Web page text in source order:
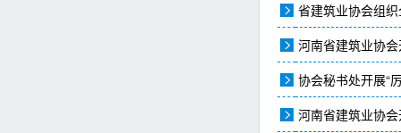
省建筑业协会组
河南省建筑业协
协会秘书处开展“
河南省建筑业协